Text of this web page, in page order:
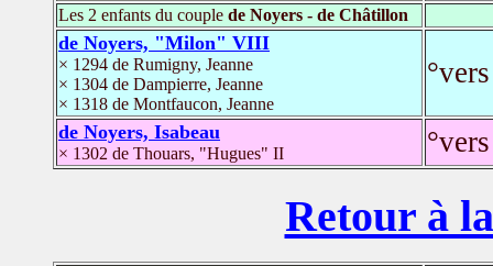
Les 2 enfants du couple de Noyers - de Châtillon
de Noyers, "Milon" VIII
× 1294 de Rumigny, Jeanne
× 1304 de Dampierre, Jeanne
× 1318 de Montfaucon, Jeanne
de Noyers, Isabeau
× 1302 de Thouars, "Hugues" II
Retour à